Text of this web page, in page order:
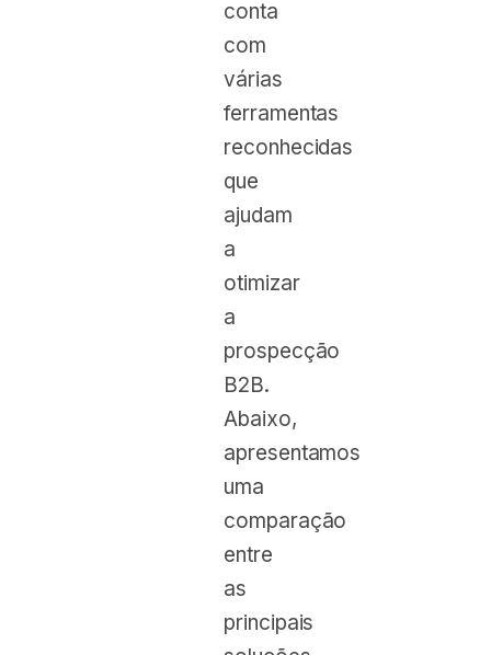
conta
com
várias
ferramentas
reconhecidas
que
ajudam
a
otimizar
a
prospecção
B2B.
Abaixo,
apresentamos
uma
comparação
entre
as
principais